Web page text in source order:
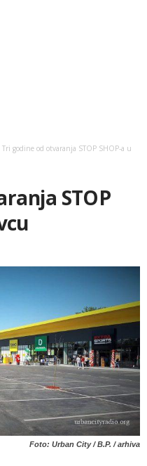
Tri godine od otvaranja STOP SHOP-a u
STOP
Foto: Urban City / B.P. / arhiva